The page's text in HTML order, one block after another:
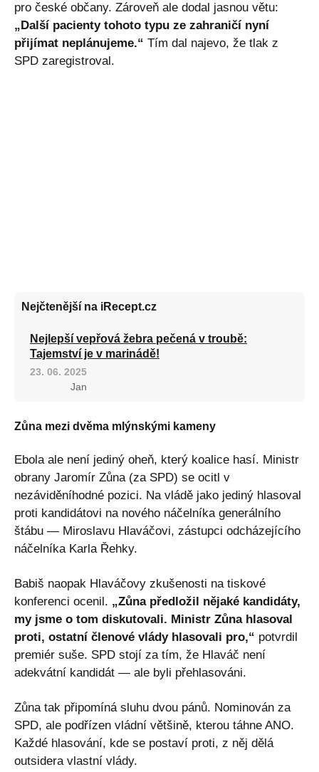
pro české občany. Zároveň ale dodal jasnou větu:
„Další pacienty tohoto typu ze zahraničí nyní
přijímat neplánujeme.“ Tím dal najevo, že tlak z
SPD zaregistroval.
Nejčtenější na iRecept.cz
Nejlepší vepřová žebra pečená v troubě:
Tajemství je v marinádě!
23. 06. 2025
Jan
Zůna mezi dvěma mlýnskými kameny
Ebola ale není jediný oheň, který koalice hasí. Ministr
obrany Jaromír Zůna (za SPD) se ocitl v
nezáviděníhodné pozici. Na vládě jako jediný hlasoval
proti kandidátovi na nového náčelníka generálního
štábu — Miroslavu Hlaváčovi, zástupci odcházejícího
náčelníka Karla Řehky.
Babiš naopak Hlaváčovy zkušenosti na tiskové
konferenci ocenil. „Zůna předložil nějaké kandidáty,
my jsme o tom diskutovali. Ministr Zůna hlasoval
proti, ostatní členové vlády hlasovali pro,“ potvrdil
premiér suše. SPD stojí za tím, že Hlaváč není
adekvátní kandidát — ale byli přehlasováni.
Zůna tak připomíná sluhu dvou pánů. Nominován za
SPD, ale podřízen vládní většině, kterou táhne ANO.
Každé hlasování, kde se postaví proti, z něj dělá
outsidera vlastní vlády.